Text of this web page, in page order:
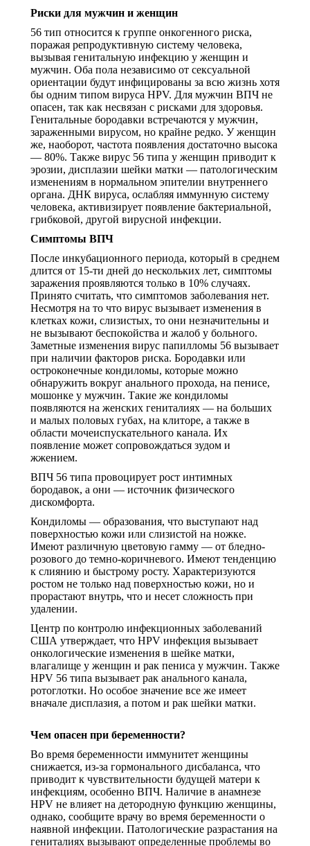
Риски для мужчин и женщин
56 тип относится к группе онкогенного риска,
поражая репродуктивную систему человека,
вызывая генитальную инфекцию у женщин и
мужчин. Оба пола независимо от сексуальной
ориентации будут инфицированы за всю жизнь хотя
бы одним типом вируса HPV. Для мужчин ВПЧ не
опасен, так как несвязан с рисками для здоровья.
Генитальные бородавки встречаются у мужчин,
зараженными вирусом, но крайне редко. У женщин
же, наоборот, частота появления достаточно высока
— 80%. Также вирус 56 типа у женщин приводит к
эрозии, дисплазии шейки матки — патологическим
изменениям в нормальном эпителии внутреннего
органа. ДНК вируса, ослабляя иммунную систему
человека, активизирует появление бактериальной,
грибковой, другой вирусной инфекции.
Симптомы ВПЧ
После инкубационного периода, который в среднем
длится от 15-ти дней до нескольких лет, симптомы
заражения проявляются только в 10% случаях.
Принято считать, что симптомов заболевания нет.
Несмотря на то что вирус вызывает изменения в
клетках кожи, слизистых, то они незначительны и
не вызывают беспокойства и жалоб у больного.
Заметные изменения вирус папилломы 56 вызывает
при наличии факторов риска. Бородавки или
остроконечные кондиломы, которые можно
обнаружить вокруг анального прохода, на пенисе,
мошонке у мужчин. Такие же кондиломы
появляются на женских гениталиях — на больших
и малых половых губах, на клиторе, а также в
области мочеиспускательного канала. Их
появление может сопровождаться зудом и
жжением.
ВПЧ 56 типа провоцирует рост интимных
бородавок, а они — источник физического
дискомфорта.
Кондиломы — образования, что выступают над
поверхностью кожи или слизистой на ножке.
Имеют различную цветовую гамму — от бледно-
розового до темно-коричневого. Имеют тенденцию
к слиянию и быстрому росту. Характеризуются
ростом не только над поверхностью кожи, но и
прорастают внутрь, что и несет сложность при
удалении.
Центр по контролю инфекционных заболеваний
США утверждает, что HPV инфекция вызывает
онкологические изменения в шейке матки,
влагалище у женщин и рак пениса у мужчин. Также
HPV 56 типа вызывает рак анального канала,
ротоглотки. Но особое значение все же имеет
вначале дисплазия, а потом и рак шейки матки.
Чем опасен при беременности?
Во время беременности иммунитет женщины
снижается, из-за гормонального дисбаланса, что
приводит к чувствительности будущей матери к
инфекциям, особенно ВПЧ. Наличие в анамнезе
HPV не влияет на детородную функцию женщины,
однако, сообщите врачу во время беременности о
наявной инфекции. Патологические разрастания на
гениталиях вызывают определенные проблемы во